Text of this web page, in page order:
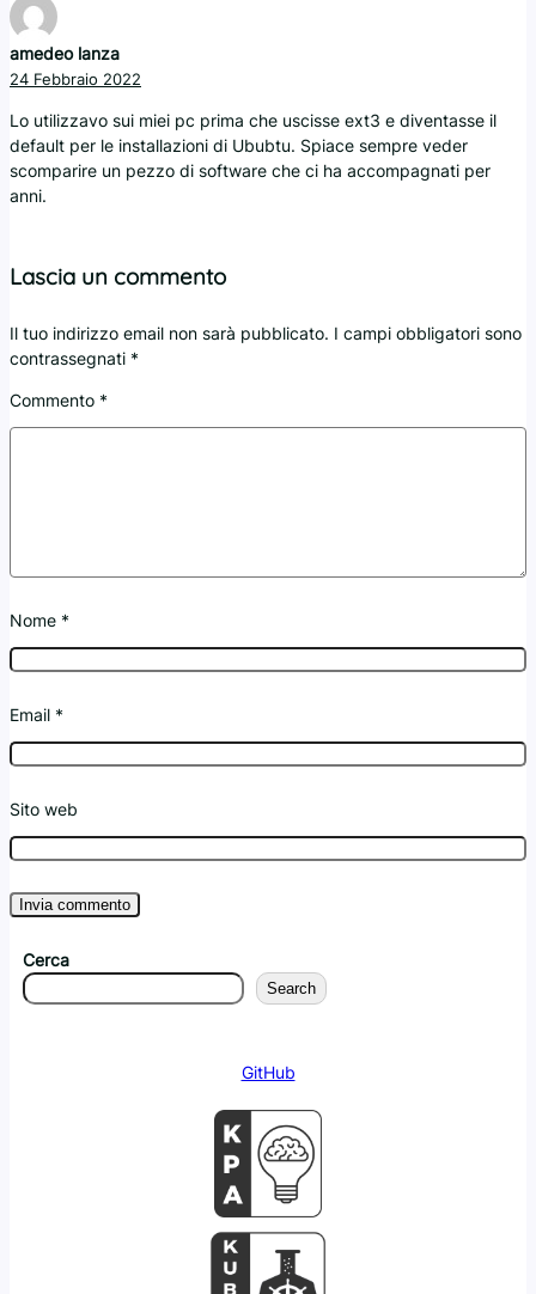
amedeo lanza
24 Febbraio 2022
Lo utilizzavo sui miei pc prima che uscisse ext3 e diventasse il
default per le installazioni di Ububtu. Spiace sempre veder
scomparire un pezzo di software che ci ha accompagnati per
anni.
Lascia un commento
Il tuo indirizzo email non sarà pubblicato. I campi obbligatori sono
contrassegnati *
Commento *
Nome *
Email *
Sito web
Cerca
Search
GitHub